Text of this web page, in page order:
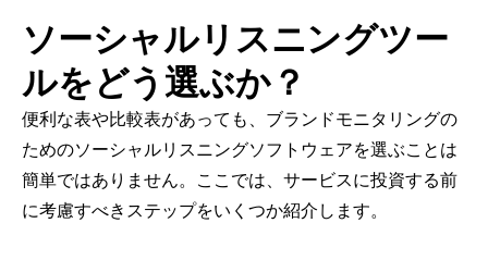
ソーシャルリスニングツー
ルをどう選ぶか？
便利な表や比較表があっても、ブランドモニタリングの
ためのソーシャルリスニングソフトウェアを選ぶことは
簡単ではありません。ここでは、サービスに投資する前
に考慮すべきステップをいくつか紹介します。